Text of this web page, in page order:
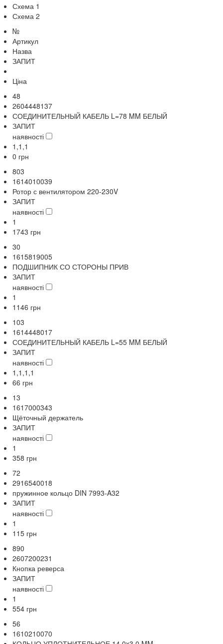
Схема 1
Схема 2
№
Артикул
Назва
ЗАПИТ
Ціна
48
2604448137
СОЕДИНИТЕЛЬНЫЙ КАБЕЛЬ L=78 MM БЕЛЫЙ
ЗАПИТ
наявності
1,1,1
0 грн
803
1614010039
Ротор с вентилятором 220-230V
ЗАПИТ
наявності
1
1743 грн
30
1615819005
ПОДШИПНИК СО СТОРОНЫ ПРИВ
ЗАПИТ
наявності
1
1146 грн
103
1614448017
СОЕДИНИТЕЛЬНЫЙ КАБЕЛЬ L=55 MM БЕЛЫЙ
ЗАПИТ
наявності
1,1,1,1
66 грн
13
1617000343
Щёточный держатель
ЗАПИТ
наявності
1
358 грн
72
2916540018
пружинное кольцо DIN 7993-A32
ЗАПИТ
наявності
1
115 грн
890
2607200231
Кнопка реверса
ЗАПИТ
наявності
1
554 грн
56
1610210070